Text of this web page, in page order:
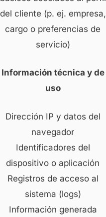
del cliente (p. ej. empresa,
cargo o preferencias de
servicio)
Información técnica y de
uso
Dirección IP y datos del
navegador
Identificadores del
dispositivo o aplicación
Registros de acceso al
sistema (logs)
Información generada